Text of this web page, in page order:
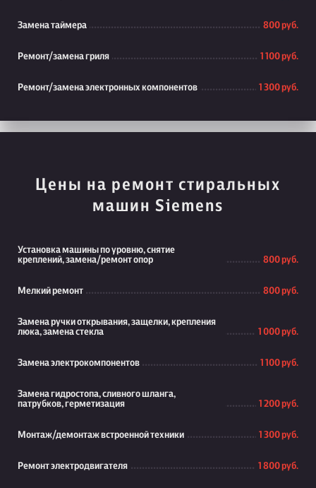
Замена таймера 800 руб.
Ремонт/замена гриля 1 100 руб.
Ремонт/замена электронных компонентов 1 300 руб.
Цены на ремонт стиральных
машин Siemens
Установка машины по уровню, снятие
креплений, замена/ремонт опор
800 руб.
Мелкий ремонт 800 руб.
Замена ручки открывания, защелки, крепления
люка, замена стекла
1 000 руб.
Замена электрокомпонентов 1 100 руб.
Замена гидростопа, сливного шланга,
патрубков, герметизация
1 200 руб.
Монтаж/демонтаж встроенной техники 1 300 руб.
Ремонт электродвигателя 1 800 руб.